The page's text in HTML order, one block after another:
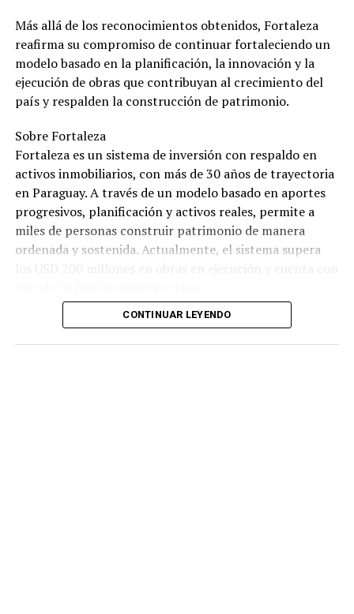
Más allá de los reconocimientos obtenidos, Fortaleza
reafirma su compromiso de continuar fortaleciendo un
modelo basado en la planificación, la innovación y la
ejecución de obras que contribuyan al crecimiento del
país y respalden la construcción de patrimonio.
Sobre Fortaleza
Fortaleza es un sistema de inversión con respaldo en
activos inmobiliarios, con más de 30 años de trayectoria
en Paraguay. A través de un modelo basado en aportes
progresivos, planificación y activos reales, permite a
miles de personas construir patrimonio de manera
ordenada y sostenida. Actualmente, el sistema supera
CONTINUAR LEYENDO